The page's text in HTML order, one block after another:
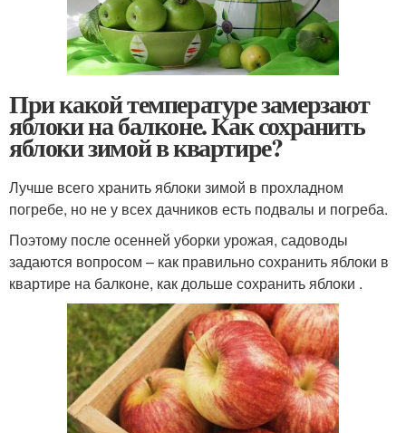
При какой температуре замерзают
яблоки на балконе. Как сохранить
яблоки зимой в квартире?
Лучше всего хранить яблоки зимой в прохладном
погребе, но не у всех дачников есть подвалы и погреба.
Поэтому после осенней уборки урожая, садоводы
задаются вопросом – как правильно сохранить яблоки в
квартире на балконе, как дольше сохранить яблоки .